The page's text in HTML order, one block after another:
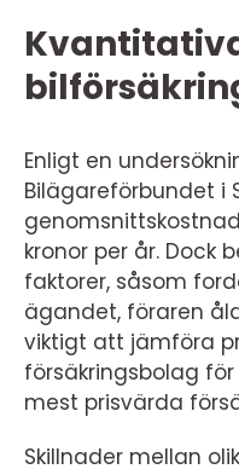
Enligt en
Bilägareförbundet i
kronor per år. Dock
faktorer, såsom
ägandet, föraren
viktigt att jämföra
försäkringsbolag
mest prisvärda
Skillnader mellan